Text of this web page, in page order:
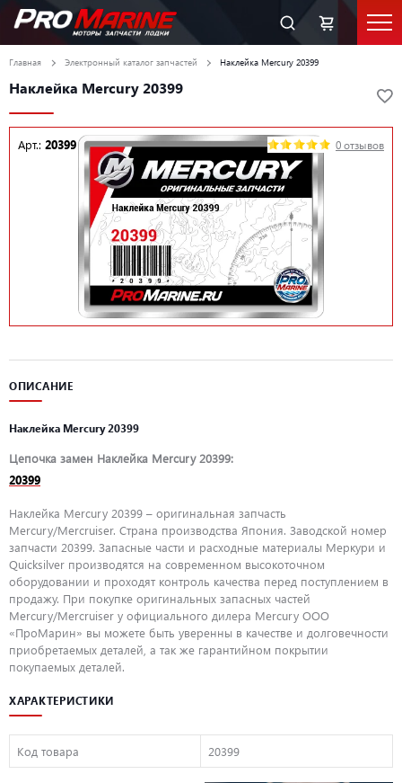
Главная Электронный каталог запчастей Наклейка Mercury 20399
Наклейка Mercury 20399
Арт.: 20399 0 отзывов
ОПИСАНИЕ
Наклейка Mercury 20399
Цепочка замен Наклейка Mercury 20399:
20399
Наклейка Mercury 20399 – оригинальная запчасть
Mercury/Mercruiser. Страна производства Япония. Заводской номер
запчасти 20399. Запасные части и расходные материалы Меркури и
Quicksilver производятся на современном высокоточном
оборудовании и проходят контроль качества перед поступлением в
продажу. При покупке оригинальных запасных частей
Mercury/Mercruiser у официального дилера Mercury ООО
«ПроМарин» вы можете быть уверенны в качестве и долговечности
приобретаемых деталей, а так же гарантийном покрытии
покупаемых деталей.
ХАРАКТЕРИСТИКИ
Код товара 20399